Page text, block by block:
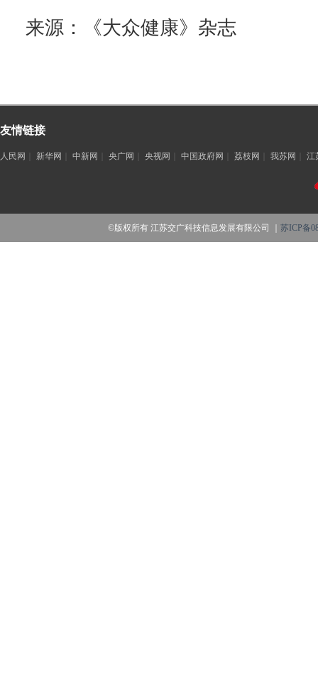
来源：《大众健康》杂志
友情链接
人民网 新华网 中新网 央广网 央视网 中国政府网 荔枝网 我苏网 江
©版权所有 江苏交广科技信息发展有限公司 ｜苏ICP备